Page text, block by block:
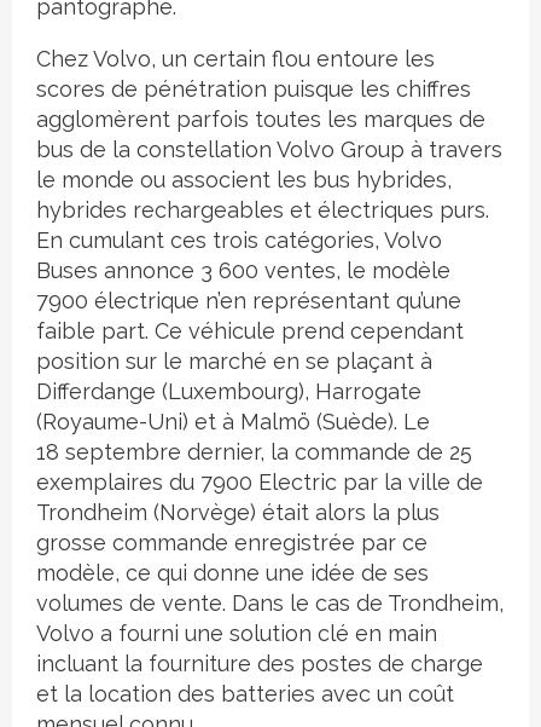
pantographe.
Chez Volvo, un certain flou entoure les
scores de pénétration puisque les chiffres
agglomèrent parfois toutes les marques de
bus de la constellation Volvo Group à travers
le monde ou associent les bus hybrides,
hybrides rechargeables et électriques purs.
En cumulant ces trois catégories, Volvo
Buses annonce 3 600 ventes, le modèle
7900 électrique n’en représentant qu’une
faible part. Ce véhicule prend cependant
position sur le marché en se plaçant à
Differdange (Luxembourg), Harrogate
(Royaume-Uni) et à Malmö (Suède). Le
18 septembre dernier, la commande de 25
exemplaires du 7900 Electric par la ville de
Trondheim (Norvège) était alors la plus
grosse commande enregistrée par ce
modèle, ce qui donne une idée de ses
volumes de vente. Dans le cas de Trondheim,
Volvo a fourni une solution clé en main
incluant la fourniture des postes de charge
et la location des batteries avec un coût